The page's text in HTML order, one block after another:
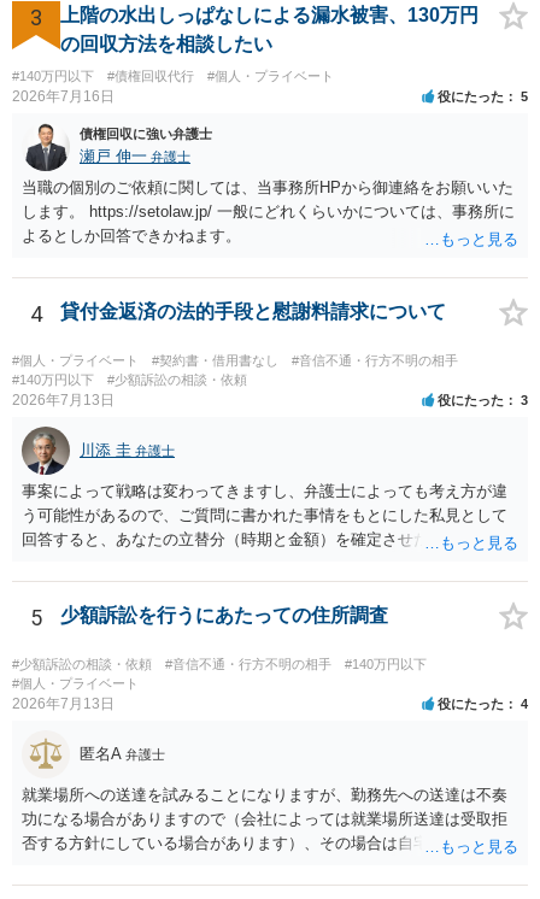
代理人が就いていたことを知らせると（訴状の記載内容から明らかな
場合も）、裁判所が当該代理人弁護士に事前連絡し、引き続き訴訟も
受任するかを聞いたうえで、受任の意志が明らかになったところで、
直接被告に送達するのではなく、代理人に訴状の受領を促すこともあ
ります。 ラインのやり取りでしか証拠がないと、実際の本人性が明ら
かではありません。もちろん弁護士（２０万円の請求で代理人弁護士
に委任するかも疑わしいのですが）も住所は明らかにしないでしょ
う。 何か本人を示す事実（振込先などの情報）から、相手の住所等の
情報を割り出していくしかないように思えます。 以上、ご参考まで。
3
上階の水出しっぱなしによる漏水被害、130万円
の回収方法を相談したい
#140万円以下 #債権回収代行 #個人・プライベート
2026年7月16日 役にたった 5
債権回収に強い弁護士
瀬戸 伸一 弁護士
当職の個別のご依頼に関しては、当事務所HPから御連絡をお願いいた
します。 https://setolaw.jp/ 一般にどれくらいかについては、事務所に
よるとしか回答できかねます。
4 貸付金返済の法的手段と慰謝料請求について
#個人・プライベート #契約書・借用書なし
#音信不通・行方不明の相手
#140万円以下
#少額訴訟の相談・依頼
2026年7月13日 役にたった 3
川添 圭 弁護士
事案によって戦略は変わってきますし、弁護士によっても考え方が違
う可能性があるので、ご質問に書かれた事情をもとにした私見として
回答すると、あなたの立替分（時期と金額）を確定させた上で、淡々
と、もし異議申立てがなされる可能性が高そうであれば時間の浪費
（通常訴訟へ移行する日数分空転する）になりますし、支払督促及び
その異議後の通常訴訟は相手方の住所地が管轄裁判所になるため（特
に相手方が遠方である場合は）対応が面倒な場合があるからです。相
手方の主張については、和解で減額を考慮すればよいと思います。 な
お、残念ながら、「連絡も返ってこず、返済の目処も立たずで精神的
せん。
5 少額訴訟を行うにあたっての住所調査
#少額訴訟の相談・依頼 #音信不通・行方不明の相手
#140万円以下
#個人・プライベート
2026年7月13日 役にたった 4
匿名A 弁護士
就業場所への送達を試みることになりますが、勤務先への送達は不奏
功になる場合がありますので（会社によっては就業場所送達は受取拒
否する方針にしている場合があります）、その場合は自宅の住所調査